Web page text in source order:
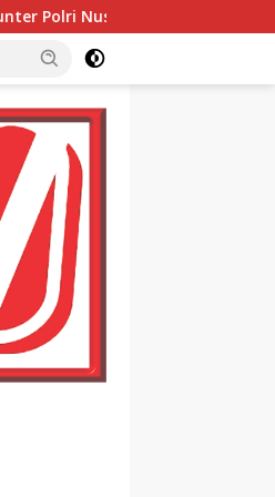
Kepedulian Sosial Medco